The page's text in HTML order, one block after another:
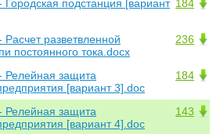
184
Городская подстанция [вариант
236
Расчет разветвленной
постоянного тока.docx
184
Релейная защита
[вариант 3].doc
143
Релейная защита
[вариант 4].doc